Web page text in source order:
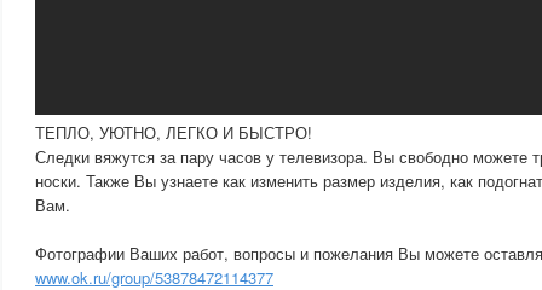
ТЕПЛО, УЮТНО, ЛЕГКО И БЫСТРО!
Следки вяжутся за пару часов у телевизора. Вы свободно можете
носки. Также Вы узнаете как изменить размер изделия, как
Вам.
Фотографии Ваших работ, вопросы и пожелания Вы можете
www.ok.ru/group/53878472114377